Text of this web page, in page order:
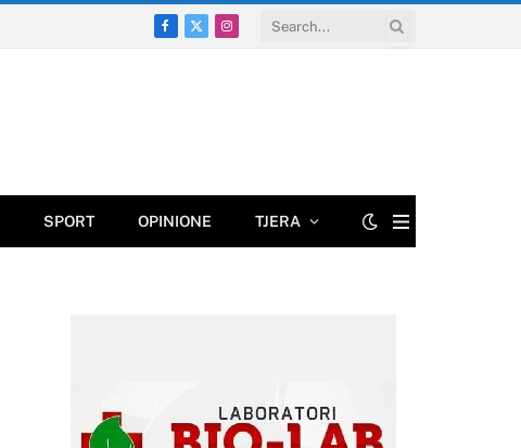
Facebook
X
Instagram
SPORT OPINIONE TJERA